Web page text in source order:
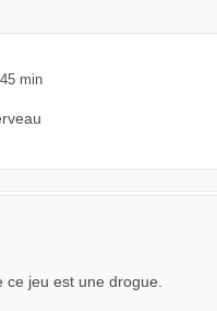
min
ce jeu est une drogue.